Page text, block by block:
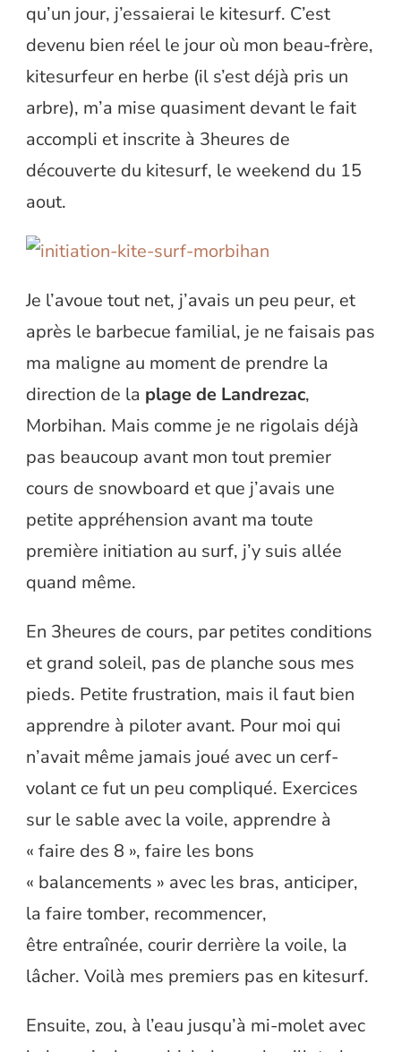
qu’un jour, j’essaierai le kitesurf. C’est
devenu bien réel le jour où mon beau-frère,
kitesurfeur en herbe (il s’est déjà pris un
arbre), m’a mise quasiment devant le fait
accompli et inscrite à 3heures de
découverte du kitesurf, le weekend du 15
aout.
Je l’avoue tout net, j’avais un peu peur, et
après le barbecue familial, je ne faisais pas
ma maligne au moment de prendre la
direction de la plage de Landrezac,
Morbihan. Mais comme je ne rigolais déjà
pas beaucoup avant mon tout premier
cours de snowboard et que j’avais une
petite appréhension avant ma toute
première initiation au surf, j’y suis allée
quand même.
En 3heures de cours, par petites conditions
et grand soleil, pas de planche sous mes
pieds. Petite frustration, mais il faut bien
apprendre à piloter avant. Pour moi qui
n’avait même jamais joué avec un cerf-
volant ce fut un peu compliqué. Exercices
sur le sable avec la voile, apprendre à
« faire des 8 », faire les bons
« balancements » avec les bras, anticiper,
la faire tomber, recommencer,
être entraînée, courir derrière la voile, la
lâcher. Voilà mes premiers pas en kitesurf.
Ensuite, zou, à l’eau jusqu’à mi-molet avec